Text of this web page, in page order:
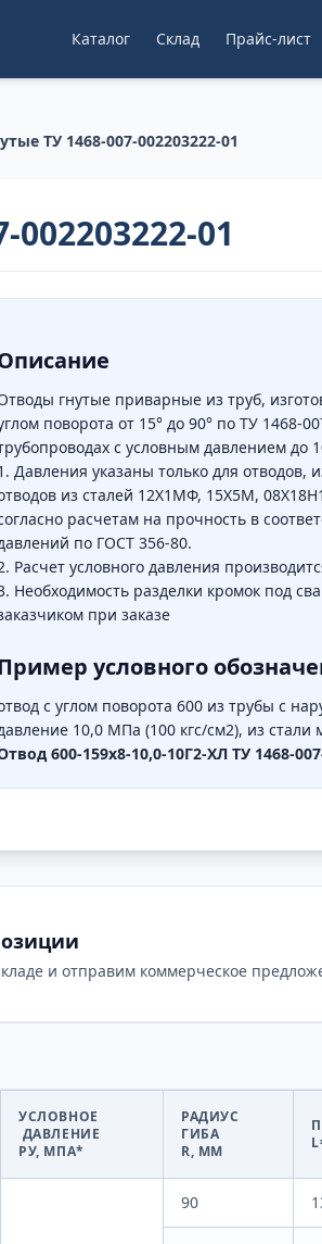
Каталог Склад Прайс-лист
ТУ 1468-007-002203222-01
01
гнутые приварные из труб,
поворота от 15° до 90° по ТУ 1468-
с условным давлением до
Давления указаны только для отводов,
из сталей 12Х1МФ, 15Х5М,
расчетам на прочность в
по ГОСТ 356-80.
Расчет условного давления
Необходимость разделки кромок под
при заказе
условного
с углом поворота 600 из трубы с
10,0 МПа (100 кгс/см2), из
600-159х8-10,0-10Г2-ХЛ ТУ 1468-
и отправим коммерческое
УСЛОВНОЕ
ДАВЛЕНИЕ
РУ, МПА*
РАДИУС
ГИБА
R, ММ
90